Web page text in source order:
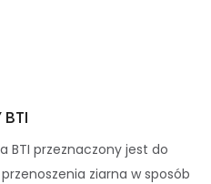
BTI
BTI przeznaczony jest do
ziarna w sposób